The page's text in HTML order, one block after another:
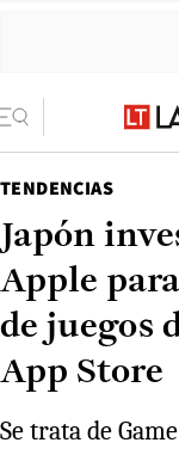
TENDENCIAS
Japón
Apple
de juegos
App Store
Se trata de